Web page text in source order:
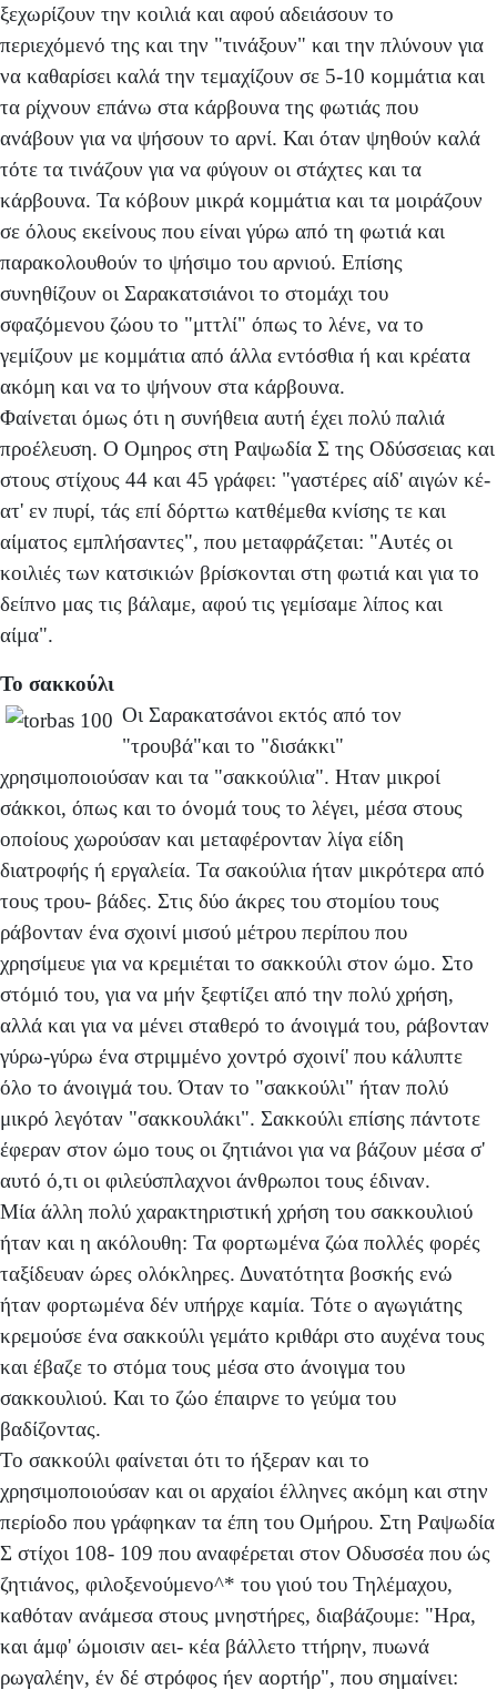
ξεχωρίζουν την κοιλιά και αφού αδειάσουν το
περιεχόμενό της και την "τινάξουν" και την πλύνουν για
να καθαρίσει καλά την τεμαχίζουν σε 5-10 κομμάτια και
τα ρίχνουν επάνω στα κάρβουνα της φωτιάς που
ανάβουν για να ψήσουν το αρνί. Και όταν ψηθούν καλά
τότε τα τινάζουν για να φύγουν οι στάχτες και τα
κάρβουνα. Τα κόβουν μικρά κομμάτια και τα μοιράζουν
σε όλους εκείνους που είναι γύρω από τη φωτιά και
παρακολουθούν το ψήσιμο του αρνιού. Επίσης
συνηθίζουν οι Σαρακατσιάνοι το στομάχι του
σφαζόμενου ζώου το "μττλί" όπως το λένε, να το
γεμίζουν με κομμάτια από άλλα εντόσθια ή και κρέατα
ακόμη και να το ψήνουν στα κάρβουνα.
Φαίνεται όμως ότι η συνήθεια αυτή έχει πολύ παλιά
προέλευση. Ο Ομηρος στη Ραψωδία Σ της Οδύσσειας και
στους στίχους 44 και 45 γράφει: "γαστέρες αίδ' αιγών κέ-
ατ' εν πυρί, τάς επί δόρττω κατθέμεθα κνίσης τε και
αίματος εμπλήσαντες", που μεταφράζεται: "Αυτές οι
κοιλιές των κατσικιών βρίσκονται στη φωτιά και για το
δείπνο μας τις βάλαμε, αφού τις γεμίσαμε λίπος και
αίμα".
Το σακκούλι
Οι Σαρακατσάνοι εκτός από τον
"τρουβά"και το "δισάκκι"
χρησιμοποιούσαν και τα "σακκούλια". Ηταν μικροί
σάκκοι, όπως και το όνομά τους το λέγει, μέσα στους
οποίους χωρούσαν και μεταφέρονταν λίγα είδη
διατροφής ή εργαλεία. Τα σακούλια ήταν μικρότερα από
τους τρου- βάδες. Στις δύο άκρες του στομίου τους
ράβονταν ένα σχοινί μισού μέτρου περίπου που
χρησίμευε για να κρεμιέται το σακκούλι στον ώμο. Στο
στόμιό του, για να μήν ξεφτίζει από την πολύ χρήση,
αλλά και για να μένει σταθερό το άνοιγμά του, ράβονταν
γύρω-γύρω ένα στριμμένο χοντρό σχοινί' που κάλυπτε
όλο το άνοιγμά του. Όταν το "σακκούλι" ήταν πολύ
μικρό λεγόταν "σακκουλάκι". Σακκούλι επίσης πάντοτε
έφεραν στον ώμο τους οι ζητιάνοι για να βάζουν μέσα σ'
αυτό ό,τι οι φιλεύσπλαχνοι άνθρωποι τους έδιναν.
Μία άλλη πολύ χαρακτηριστική χρήση του σακκουλιού
ήταν και η ακόλουθη: Τα φορτωμένα ζώα πολλές φορές
ταξίδευαν ώρες ολόκληρες. Δυνατότητα βοσκής ενώ
ήταν φορτωμένα δέν υπήρχε καμία. Τότε ο αγωγιάτης
κρεμούσε ένα σακκούλι γεμάτο κριθάρι στο αυχένα τους
και έβαζε το στόμα τους μέσα στο άνοιγμα του
σακκουλιού. Και το ζώο έπαιρνε το γεύμα του
βαδίζοντας.
Το σακκούλι φαίνεται ότι το ήξεραν και το
χρησιμοποιούσαν και οι αρχαίοι έλληνες ακόμη και στην
περίοδο που γράφηκαν τα έπη του Ομήρου. Στη Ραψωδία
Σ στίχοι 108- 109 που αναφέρεται στον Οδυσσέα που ώς
ζητιάνος, φιλοξενούμενο^* του γιού του Τηλέμαχου,
καθόταν ανάμεσα στους μνηστήρες, διαβάζουμε: "Ηρα,
και άμφ' ώμοισιν αει- κέα βάλλετο ττήρην, πυωνά
ρωγαλέην, έν δέ στρόφος ήεν αορτήρ", που σημαίνει: